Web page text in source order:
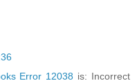
Error 12038 is: Incorrect